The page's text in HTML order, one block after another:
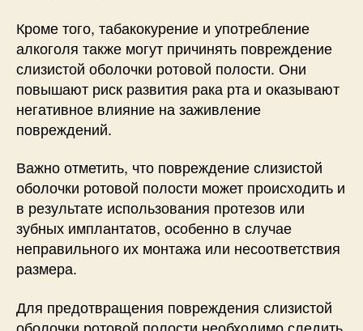
Кроме того, табакокурение и употребление
алкоголя также могут причинять повреждение
слизистой оболочки ротовой полости. Они
повышают риск развития рака рта и оказывают
негативное влияние на заживление
повреждений.
Важно отметить, что повреждение слизистой
оболочки ротовой полости может происходить и
в результате использования протезов или
зубных имплантатов, особенно в случае
неправильного их монтажа или несоответствия
размера.
Для предотвращения повреждения слизистой
оболочки ротовой полости необходимо следить